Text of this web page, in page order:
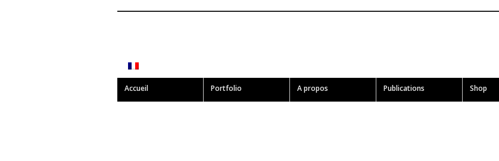
Accueil Portfolio A propos Publications Shop